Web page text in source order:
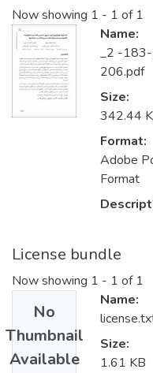
Now showing 1 - 1 of 1
Name:
_2 الكتروني العدد ثلاثون-183-
206.pdf
Size:
342.44
Format:
Adobe
Format
License bundle
Now showing 1 - 1 of 1
No
Thumbnail
Available
Name:
Size:
1.61 KB